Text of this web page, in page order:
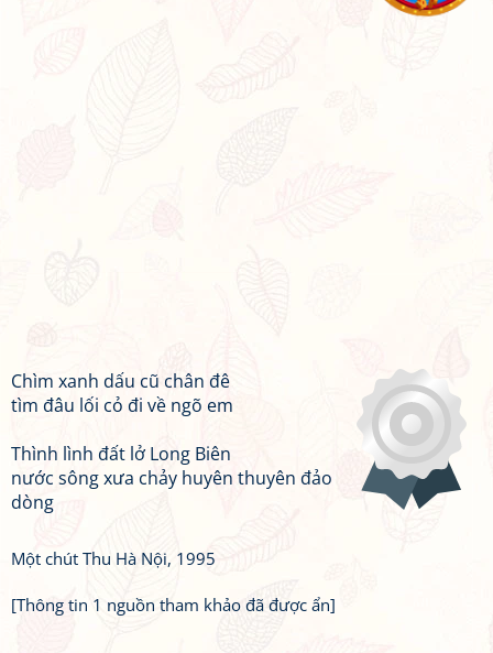
Chìm xanh dấu cũ chân đê
tìm đâu lối cỏ đi về ngõ em
Thình lình đất lở Long Biên
nước sông xưa chảy huyên thuyên đảo
dòng
Một chút Thu Hà Nội, 1995
[Thông tin 1 nguồn tham khảo đã được ẩn]